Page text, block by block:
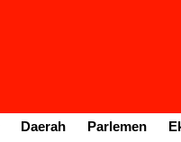
Daerah Parlemen